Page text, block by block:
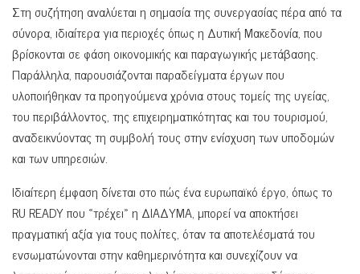
Στη συζήτηση αναλύεται η σημασία της συνεργασίας πέρα από τα
σύνορα, ιδιαίτερα για περιοχές όπως η Δυτική Μακεδονία, που
βρίσκονται σε φάση οικονομικής και παραγωγικής μετάβασης.
Παράλληλα, παρουσιάζονται παραδείγματα έργων που
υλοποιήθηκαν τα προηγούμενα χρόνια στους τομείς της υγείας,
του περιβάλλοντος, της επιχειρηματικότητας και του τουρισμού,
αναδεικνύοντας τη συμβολή τους στην ενίσχυση των υποδομών
και των υπηρεσιών.
Ιδιαίτερη έμφαση δίνεται στο πώς ένα ευρωπαϊκό έργο, όπως το
RU READY που «τρέχει» η ΔΙΑΔΥΜΑ, μπορεί να αποκτήσει
πραγματική αξία για τους πολίτες, όταν τα αποτελέσματά του
ενσωματώνονται στην καθημερινότητα και συνεχίζουν να